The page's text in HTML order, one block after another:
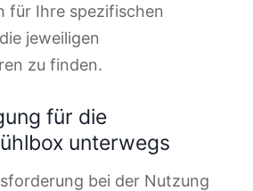
für Ihre spezifischen
jeweiligen
zu finden.
für die
unterwegs
bei der Nutzung